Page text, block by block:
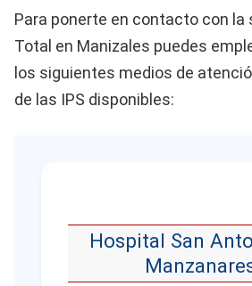
Para ponerte en contacto con la
Total en Manizales puedes
los siguientes medios de
de las IPS disponibles:
Hospital San